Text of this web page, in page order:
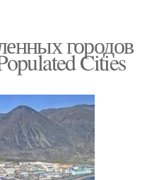
городов
Cities